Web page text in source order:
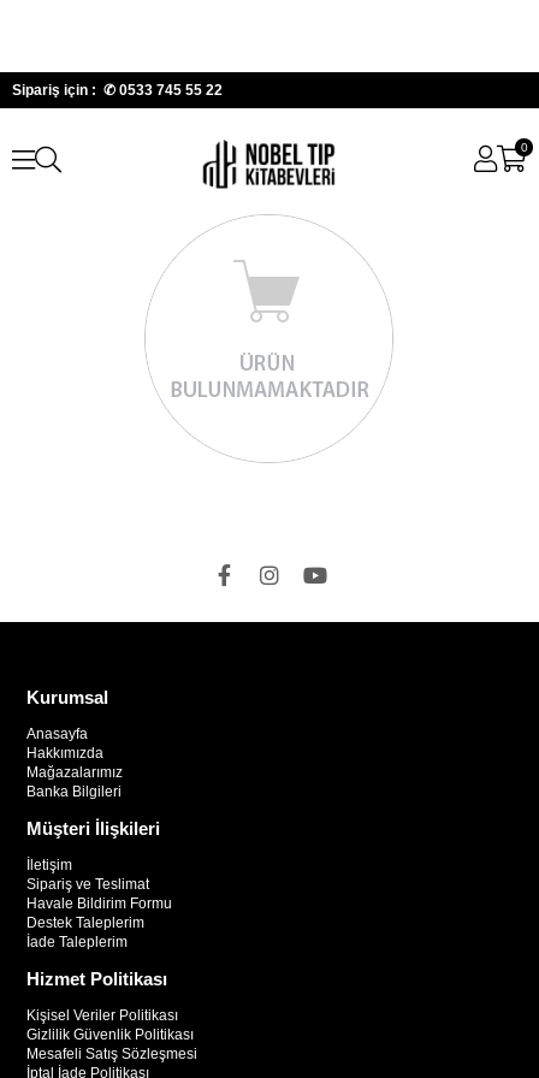
Sipariş için : ✆ 0533 745 55 22
0
Kurumsal
Anasayfa
Hakkımızda
Mağazalarımız
Banka Bilgileri
Müşteri İlişkileri
İletişim
Sipariş ve Teslimat
Havale Bildirim Formu
Destek Taleplerim
İade Taleplerim
Hizmet Politikası
Kişisel Veriler Politikası
Gizlilik Güvenlik Politikası
Mesafeli Satış Sözleşmesi
İptal İade Politikası